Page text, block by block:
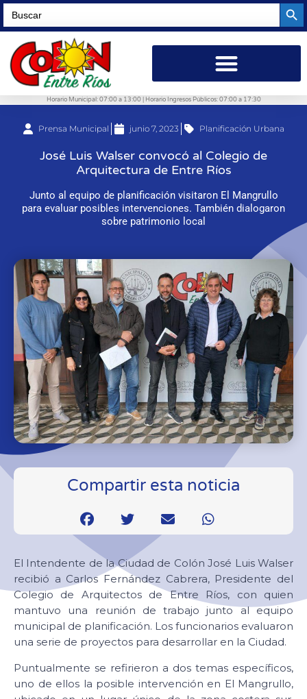
Search
for:
Horario Municipal: 07:00 a 13:00 | Horario Ingresos Públicos: 07:00 a 17:30
Prensa Municipal junio 7, 2023 Planificación Urbana
José Luis Walser convocó al Colegio de
Arquitectura de Entre Ríos
Junto al equipo de planificación visitaron El Mangrullo
para evaluar posibles intervenciones. También dialogaron
sobre patrimonio local
Compartir esta noticia
El Intendente de la Ciudad de Colón José Luis Walser
recibió a Carlos Fernández Cabrera, Presidente del
Colegio de Arquitectos de Entre Ríos, con quien
mantuvo una reunión de trabajo junto al equipo
municipal de planificación. Los funcionarios evaluaron
una serie de proyectos para desarrollar en la Ciudad.
Puntualmente se refirieron a dos temas específicos,
uno de ellos la posible intervención en El Mangrullo,